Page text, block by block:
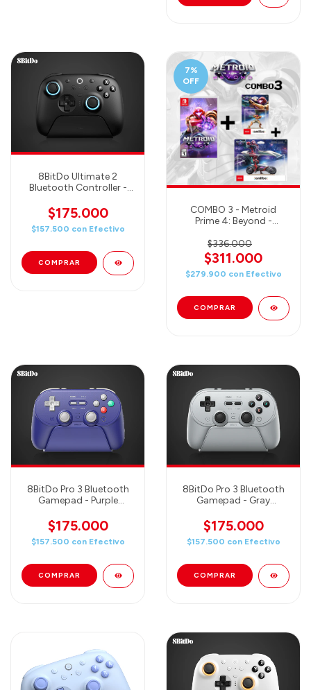
8BitDo Ultimate 2
Bluetooth Controller -
$175.000
$157.500 con Efectivo
7%
OFF
COMBO 3 - Metroid
Prime 4: Beyond -
Amiibo Samus + Amiibo
Samus & Vi-O-La (Juego
+ 2 Amiibo)
$336.000
$311.000
$279.900 con Efectivo
8BitDo Pro 3 Bluetooth
Gamepad - Purple
$175.000
$157.500 con Efectivo
8BitDo Pro 3 Bluetooth
Gamepad - Gray
$175.000
$157.500 con Efectivo